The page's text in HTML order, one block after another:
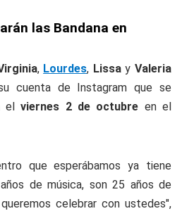
las Bandana en
, Lourdes, Lissay Valeria
cuenta de Instagram que se
elviernes 2 de octubre en el
que esperábamos ya tiene
de música, son 25 años de
celebrar con ustedes",